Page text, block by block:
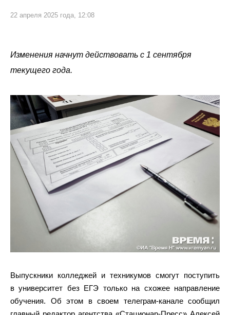
22 апреля 2025 года, 12:08
Изменения начнут действовать с 1 сентября
текущего года.
Выпускники колледжей и техникумов смогут поступить
в университет без ЕГЭ только на схожее направление
обучения. Об этом в своем телеграм-канале сообщил